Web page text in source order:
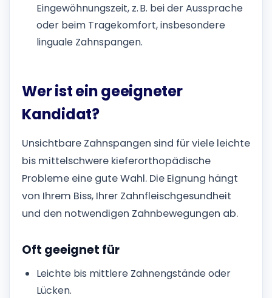
Eingewöhnungszeit, z. B. bei der Aussprache
oder beim Tragekomfort, insbesondere
linguale Zahnspangen.
Wer ist ein geeigneter
Kandidat?
Unsichtbare Zahnspangen sind für viele leichte
bis mittelschwere kieferorthopädische
Probleme eine gute Wahl. Die Eignung hängt
von Ihrem Biss, Ihrer Zahnfleischgesundheit
und den notwendigen Zahnbewegungen ab.
Oft geeignet für
Leichte bis mittlere Zahnengstände oder
Lücken.